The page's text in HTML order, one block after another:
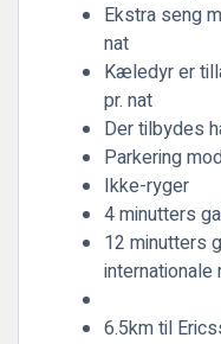
Ekstra seng
nat
Kæledyr er
pr. nat
Der tilbydes
Parkering
Ikke-ryger
4 minutters
12 minutters
6.5km til